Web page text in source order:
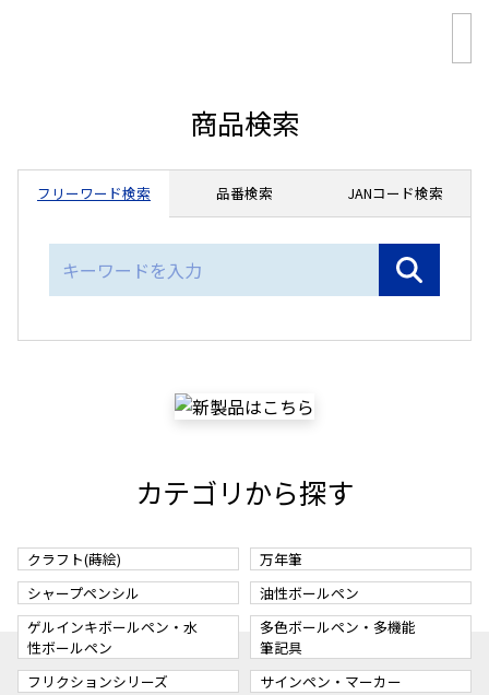
商品検索
フリーワード検索 品番検索 JANコード検索
カテゴリから探す
クラフト(蒔絵)
万年筆
シャープペンシル
油性ボールペン
ゲルインキボールペン・水
性ボールペン
多色ボールペン・多機能
筆記具
フリクションシリーズ
サインペン・マーカー